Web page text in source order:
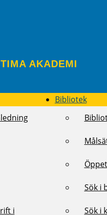
AKADEMI
i
Bibliotek
Sök i
Sök i